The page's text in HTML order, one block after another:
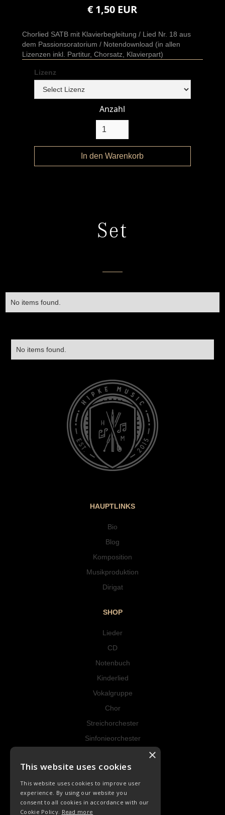
€ 1,50 EUR
Chorlied SATB mit Klavierbegleitung / Lied Nr. 18 aus
dem Passionsoratorium / Notendownload (in allen
Lizenzen inkl. Partitur, Chorsatz, Klavierpart)
Lizenz
Anzahl
Set
No items found.
No items found.
HAUPTLINKS
Bio
Blog
Komposition
Musikproduktion
Dirigat
SHOP
Lieder
CD
Notenbuch
Kinderlied
Vokalgruppe
Chor
Streichorchester
Sinfonieorchester
AGB
This website uses cookies
This website uses cookies to improve user
experience. By using our website you
consent to all cookies in accordance with our
Cookie Policy. Read more
×